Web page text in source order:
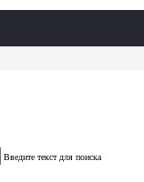
Введите текст для поиска